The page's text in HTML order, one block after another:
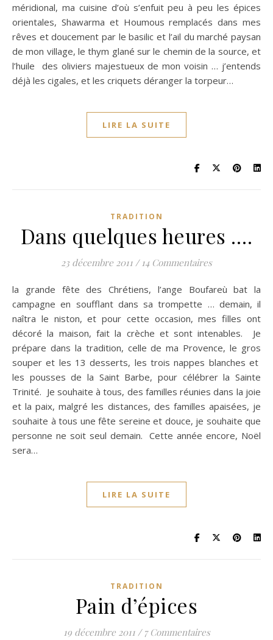
méridional, ma cuisine d’où s’enfuit peu à peu les épices
orientales, Shawarma et Houmous remplacés dans mes
rêves et doucement par le basilic et l’ail du marché paysan
de mon village, le thym glané sur le chemin de la source, et
l’huile des oliviers majestueux de mon voisin … j’entends
déjà les cigales, et les criquets déranger la torpeur…
LIRE LA SUITE
TRADITION
Dans quelques heures ….
23 décembre 2011 / 14 Commentaires
la grande fête des Chrétiens, l’ange Boufareù bat la
campagne en soufflant dans sa trompette … demain, il
naîtra le niston, et pour cette occasion, mes filles ont
décoré la maison, fait la crèche et sont intenables. Je
prépare dans la tradition, celle de ma Provence, le gros
souper et les 13 desserts, les trois nappes blanches et
les pousses de la Saint Barbe, pour célébrer la Sainte
Trinité. Je souhaite à tous, des familles réunies dans la joie
et la paix, malgré les distances, des familles apaisées, je
souhaite à tous une fête sereine et douce, je souhaite que
personne ne soit seul demain. Cette année encore, Noël
sera…
LIRE LA SUITE
TRADITION
Pain d’épices
19 décembre 2011 / 7 Commentaires